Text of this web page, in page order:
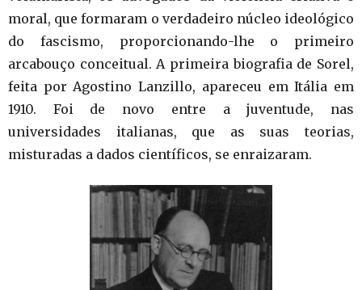
moral, que formaram o verdadeiro núcleo ideológico
do fascismo, proporcionando-lhe o primeiro
arcabouço conceitual. A primeira biografia de Sorel,
feita por Agostino Lanzillo, apareceu em Itália em
1910. Foi de novo entre a juventude, nas
universidades italianas, que as suas teorias,
misturadas a dados científicos, se enraizaram.